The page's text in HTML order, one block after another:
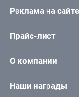
Реклама на сайте
Прайс-лист
О компании
Наши награды